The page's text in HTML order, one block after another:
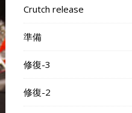
Crutch release
準備
修復-3
修復-2